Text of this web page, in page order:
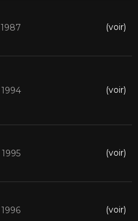
1987 (voir)
1994 (voir)
1995 (voir)
1996 (voir)